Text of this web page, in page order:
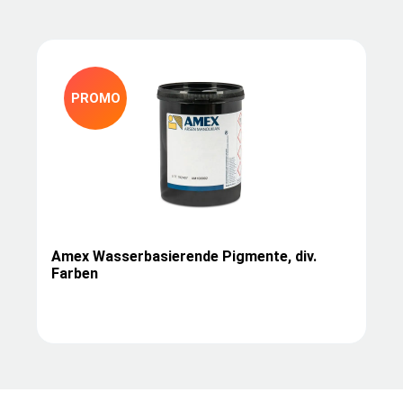
PROMO
Amex Wasserbasierende Pigmente, div.
Farben